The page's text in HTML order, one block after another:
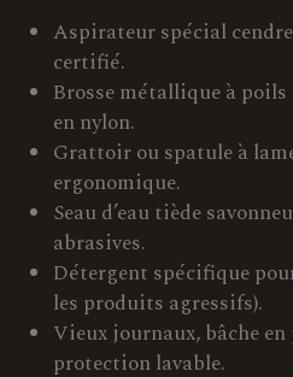
Aspirateur spécial
certifié.
Brosse métallique à
en nylon.
Grattoir ou spatule à
ergonomique.
Seau d’eau tiède
abrasives.
Détergent spécifique
les produits agressifs).
Vieux journaux, bâche
protection lavable.